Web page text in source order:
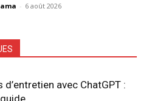
- 6 août 2026
avec ChatGPT :
guide